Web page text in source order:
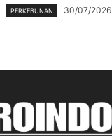
PERKEBUNAN 30/07/2026